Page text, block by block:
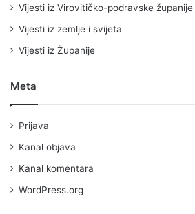
Vijesti iz Virovitičko-podravske županije
Vijesti iz zemlje i svijeta
Vijesti iz Županije
Meta
Prijava
Kanal objava
Kanal komentara
WordPress.org